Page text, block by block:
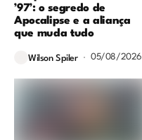
’97’: o segredo de
Apocalipse e a aliança
que muda tudo
Wilson Spiler 05/08/2026